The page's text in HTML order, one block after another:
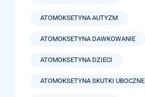
ATOMOKSETYNA AUTYZM
ATOMOKSETYNA DAWKOWANIE
ATOMOKSETYNA DZIECI
ATOMOKSETYNA SKUTKI UBOCZNE